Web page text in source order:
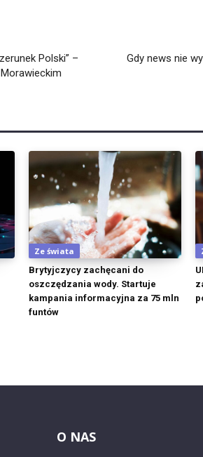
Polski” –
Gdy news nie
Ze świata
Brytyjczycy zachęcani do
oszczędzania wody. Startuje
kampania informacyjna za 75 mln
funtów
O NAS